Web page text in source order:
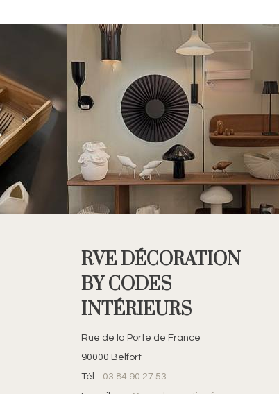
RVE DÉCORATION
BY CODES
INTÉRIEURS
Rue de la Porte de France
90000 Belfort
Tél. : 03 84 90 27 53